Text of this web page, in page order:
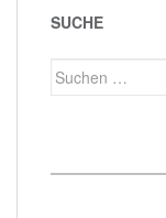
SUCHE
Suchen